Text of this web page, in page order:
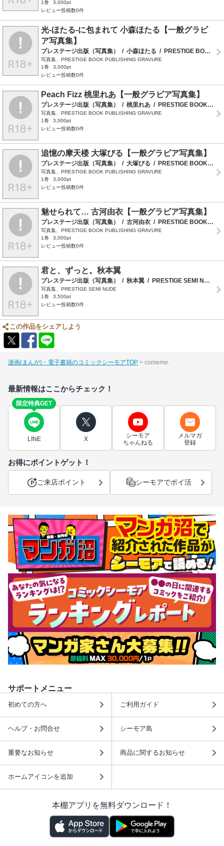
1巻
3,000pt
レビュー投稿数0件
光-ほたる-に包まれて 小森ほたる【一般グラビ
ア写真集】
プレステージ出版（写真集） / 小森ほたる / PRESTIGE BOOK PUBLISHING GRAVURE
写真集、PRESTIGE BOOK PUBLISHING GRAVURE
1巻
3,000pt
レビュー投稿数0件
Peach Fizz 桃里れあ【一般グラビア写真集】
プレステージ出版（写真集） / 桃里れあ / PRESTIGE BOOK PUBLISHING GRAVURE
写真集、PRESTIGE BOOK PUBLISHING GRAVURE
1巻
3,000pt
レビュー投稿数0件
追憶の摩天楼 大塚びる【一般グラビア写真集】
プレステージ出版（写真集） / 大塚びる / PRESTIGE BOOK PUBLISHING GRAVURE
写真集、PRESTIGE BOOK PUBLISHING GRAVURE
1巻
3,000pt
レビュー投稿数0件
魅せられて… 古河由衣【一般グラビア写真集】
プレステージ出版（写真集） / 古河由衣 / PRESTIGE BOOK PUBLISHING GRAVURE
写真集、PRESTIGE BOOK PUBLISHING GRAVURE
1巻
3,000pt
レビュー投稿数0件
君と、ずっと。秋本翼
プレステージ出版（写真集） / 秋本翼 / PRESTIGE SEMI NUDE
写真集、PRESTIGE SEMI NUDE
1巻
3,500pt
レビュー投稿数0件
この作品をシェアしよう
漫画(まんが)・電子書籍のコミックシーモアTOP comeme.
最新情報はここからチェック！
限定特典GET
LINE X
シーモア
ちゃんねる
メルマガ
登録
お得にポイントゲット！
ご来店ポイント シーモアでポイ活
サポートメニュー
初めての方へ ご利用ガイド
ヘルプ・お問合せ シーモア島
重要なお知らせ 商品に関するお知らせ
ホームアイコンを追加
本棚アプリを無料ダウンロード！